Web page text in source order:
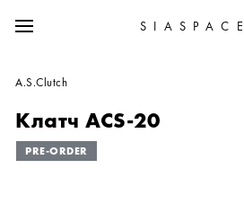
SIASPACE
A.S.Clutch
Клатч ACS-20